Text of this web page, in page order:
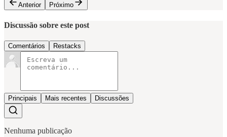
Anterior
Próximo
Discussão sobre este post
Comentários Restacks
Principais Mais recentes Discussões
Nenhuma publicação